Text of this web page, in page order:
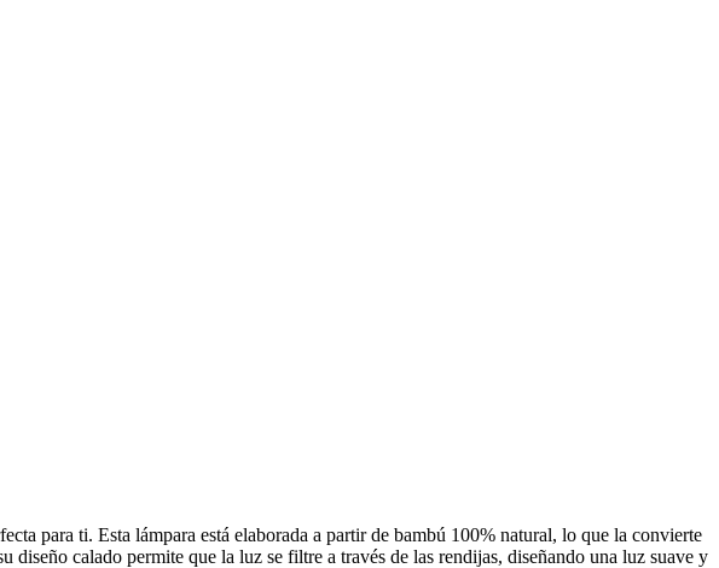
para ti. Esta lámpara está elaborada a partir de bambú 100% natural, lo que la convierte
calado permite que la luz se filtre a través de las rendijas, diseñando una luz suave y